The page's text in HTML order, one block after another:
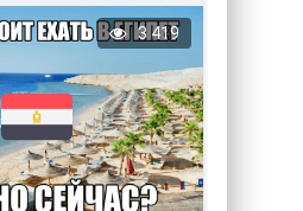
3 419